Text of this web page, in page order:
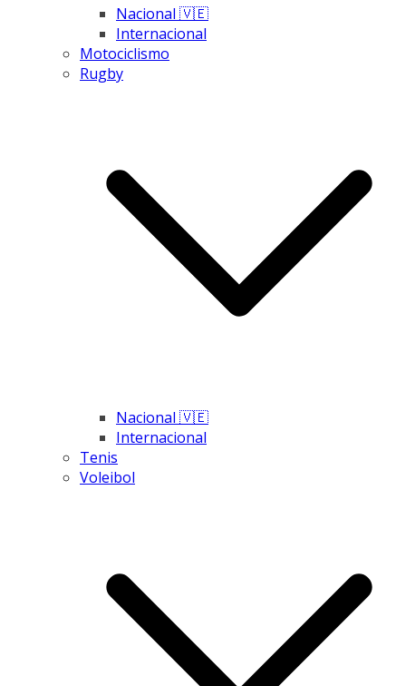
Nacional 🇻🇪
Internacional
Motociclismo
Rugby
Nacional 🇻🇪
Internacional
Tenis
Voleibol